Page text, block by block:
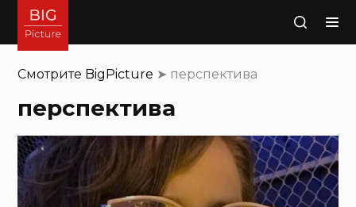
Поиск
Смотрите BigPicture ➤ перспектива
перспектива